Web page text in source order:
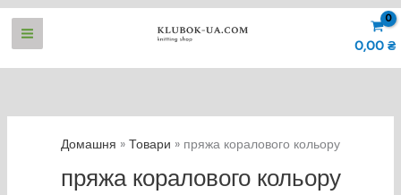
Перейти
0,00 ₴
Домашня Товари пряжа коралового кольору
пряжа коралового кольору